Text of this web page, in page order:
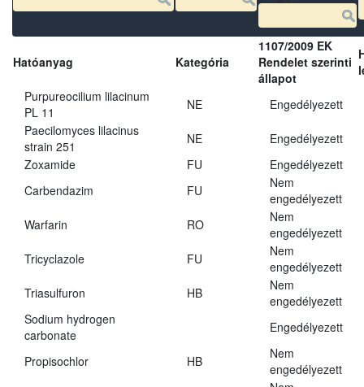
Hatóanyag Kategória
1107/2009 EK
Rendelet szerinti
állapot
Purpureocilium lilacinum
PL 11
NE
Engedélyezett
Paecilomyces lilacinus
strain 251
NE
Engedélyezett
Zoxamide
FU
Engedélyezett
Carbendazim
FU
Nem
engedélyezett
Warfarin
RO
Nem
engedélyezett
Tricyclazole
FU
Nem
engedélyezett
Triasulfuron
HB
Nem
engedélyezett
Sodium hydrogen
carbonate
Engedélyezett
Propisochlor HB
Nem
engedélyezett